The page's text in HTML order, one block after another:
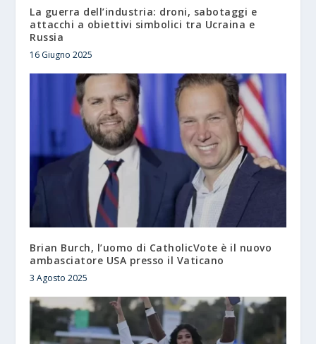
La guerra dell’industria: droni, sabotaggi e
attacchi a obiettivi simbolici tra Ucraina e
Russia
16 Giugno 2025
Brian Burch, l’uomo di CatholicVote è il nuovo
ambasciatore USA presso il Vaticano
3 Agosto 2025